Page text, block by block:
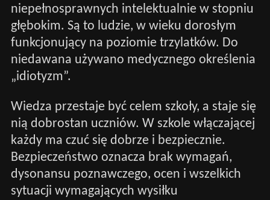
niepełnosprawnych intelektualnie w stopniu
głębokim. Są to ludzie, w wieku dorosłym
funkcjonujący na poziomie trzylatków. Do
niedawana używano medycznego określenia
„idiotyzm”.
Wiedza przestaje być celem szkoły, a staje się
nią dobrostan uczniów. W szkole włączającej
każdy ma czuć się dobrze i bezpiecznie.
Bezpieczeństwo oznacza brak wymagań,
dysonansu poznawczego, ocen i wszelkich
sytuacji wymagających wysiłku